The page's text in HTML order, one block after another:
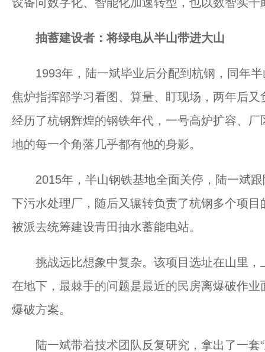
抽蓄建设者：将绿电从半山带进大山
1993年，陆一斌毕业后分配到杭钢，同年半
焦炉指挥部学习看图、算量、盯现场，两年后
经历了杭钢辉煌的钢铁年代，一号高炉扩容、
地的每一个角落几乎都有他的身影。
2015年，半山钢铁基地全面关停，陆一斌跟
下污水处理厂，随后又辗转负责了杭钢多个项
被派去统筹建设青田抽水蓄能电站。
挑战远比想象中复杂。该项目选址在山里，
在地下，最棘手的问题是最近的民房离爆破作
爆破方案。
陆一斌带着技术团队反复研究，拿出了一套“